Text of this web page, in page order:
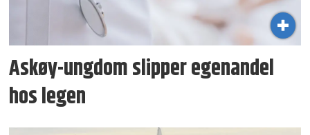
Askøy-ungdom slipper egenandel
hos legen